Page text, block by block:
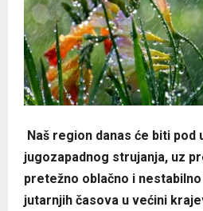
Naš region danas će biti pod
jugozapadnog strujanja, uz
pretežno oblačno i
jutarnjih časova u većini